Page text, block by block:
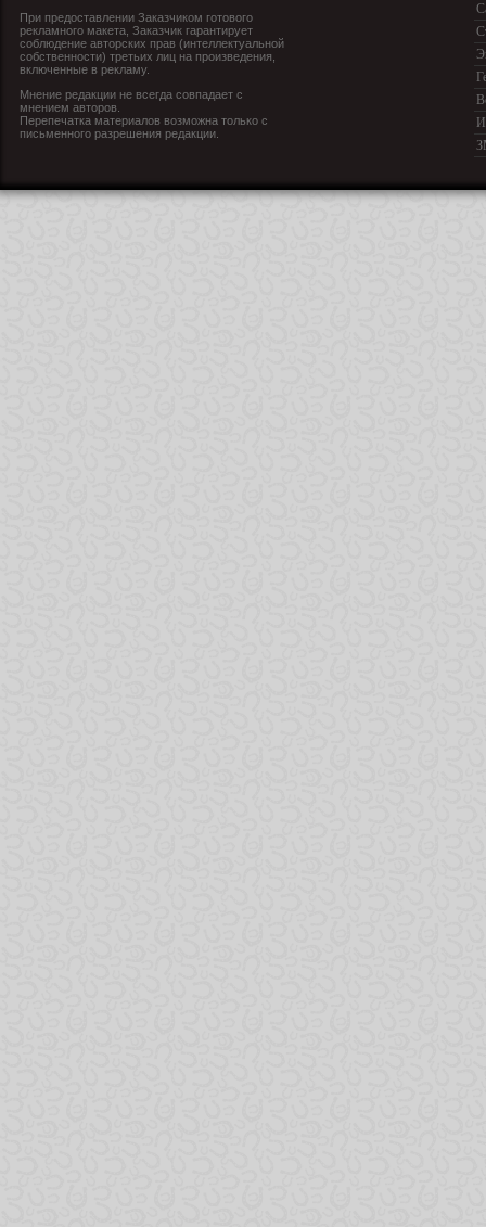
При предоставлении Заказчиком готового
рекламного макета, Заказчик гарантирует
соблюдение авторских прав (интеллектуальной
собственности) третьих лиц на произведения,
включенные в рекламу.
Мнение редакции не всегда совпадает с
мнением авторов.
Перепечатка материалов возможна только с
письменного разрешения редакции.